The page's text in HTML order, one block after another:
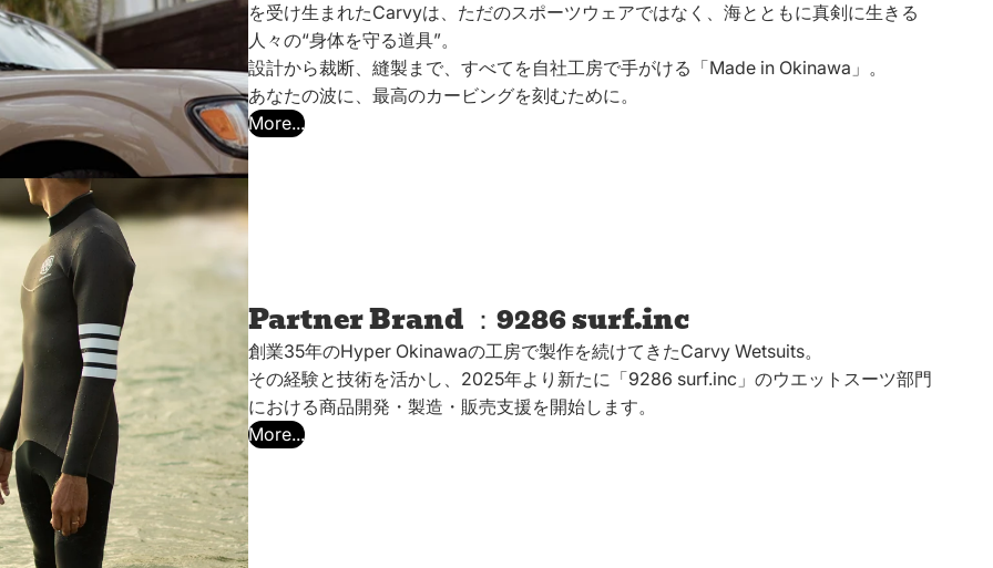
を受け生まれたCarvyは、ただのスポーツウェアではなく、海とともに真剣に生きる
人々の“身体を守る道具”。
設計から裁断、縫製まで、すべてを自社工房で手がける「Made in Okinawa」。
あなたの波に、最高のカービングを刻むために。
More...
Partner Brand ：9286 surf.inc
創業35年のHyper Okinawaの工房で製作を続けてきたCarvy Wetsuits。
その経験と技術を活かし、2025年より新たに「9286 surf.inc」のウエットスーツ部門
における商品開発・製造・販売支援を開始します。
More...